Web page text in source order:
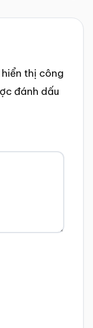
thị công
đánh dấu